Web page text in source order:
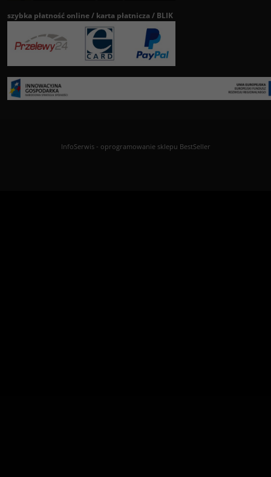
szybka płatność online / karta płatnicza / BLIK
InfoSerwis- oprogramowanie sklepu BestSeller